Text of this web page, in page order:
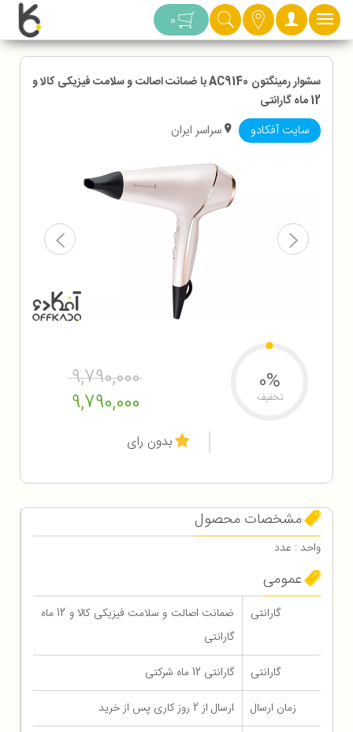
دسته بندی 0
سشوار رمینگتون AC9140 با ضمانت اصالت و سلامت فیزیکی کالا و
12 ماه گارانتی
سایت آفکادو سراسر ایران
9,790,000
9,790,000
0%
تخفیف
بدون رای
مشخصات محصول
واحد : عدد
عمومی
گارانتی
ضمانت اصالت و سلامت فیزیکی کالا و 12 ماه
گارانتی
گارانتی
گارانتی 12 ماه شرکتی
زمان ارسال
ارسال از 2 روز کاری پس از خرید